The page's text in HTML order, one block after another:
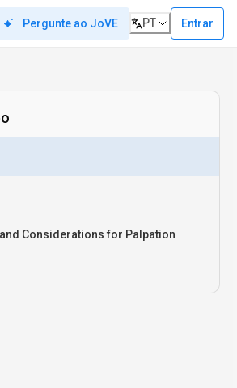
Pergunte ao JoVE PT Entrar
Considerations for Palpation